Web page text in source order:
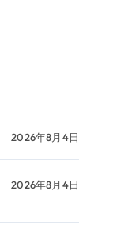
2026年8月4日
2026年8月4日